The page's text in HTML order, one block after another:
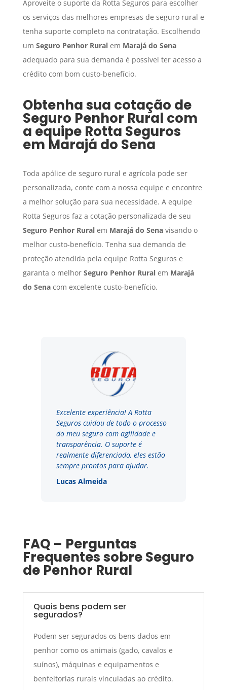
Aproveite o suporte da Rotta Seguros para escolher
os serviços das melhores empresas de seguro rural e
tenha suporte completo na contratação. Escolhendo
um Seguro Penhor Ruralem Marajá do Sena
adequado para sua demanda é possível ter acesso a
crédito com bom custo-benefício.
Obtenha sua cotação de
Seguro Penhor Rural com
a equipe Rotta Seguros
em Marajá do Sena
Toda apólice de seguro rural e agrícola pode ser
personalizada, conte com a nossa equipe e encontre
a melhor solução para sua necessidade. A equipe
Rotta Seguros faz a cotação personalizada de seu
Seguro Penhor Ruralem Marajá do Senavisando o
melhor custo-benefício. Tenha sua demanda de
proteção atendida pela equipe Rotta Seguros e
garanta o melhor Seguro Penhor Ruralem Marajá
do Senacom excelente custo-benefício.
Excelente experiência! A Rotta
Seguros cuidou de todo o processo
do meu seguro com agilidade e
transparência. O suporte é
realmente diferenciado, eles estão
sempre prontos para ajudar.
Lucas Almeida
FAQ – Perguntas
Frequentes sobre Seguro
de Penhor Rural
Quais bens podem ser
segurados?
Podem ser segurados os bens dados em
penhor como os animais (gado, cavalos e
suínos), máquinas e equipamentos e
benfeitorias rurais vinculadas ao crédito.